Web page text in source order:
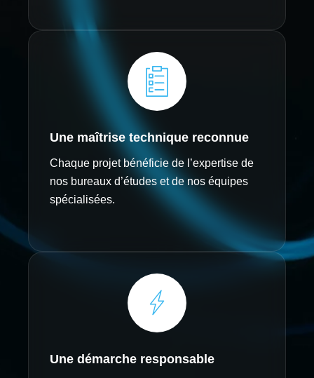
Une maîtrise technique reconnue
Chaque projet bénéficie de l’expertise de
nos bureaux d’études et de nos équipes
spécialisées.
Une démarche responsable